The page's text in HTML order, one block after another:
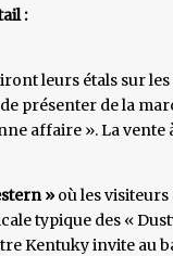
:
leurs étals sur
présenter de la
affaire ». La vente
» où les visiteurs
typique des «
Kentuky invite au